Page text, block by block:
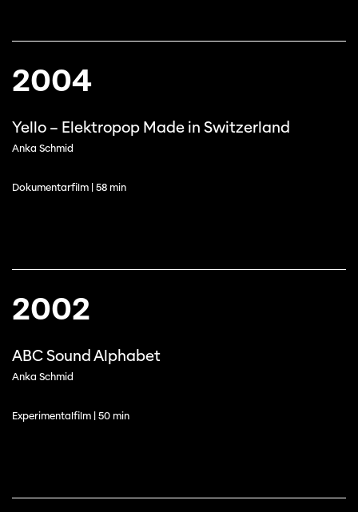
2004
Yello – Elektropop Made in Switzerland
Anka Schmid
Dokumentarfilm | 58 min
2002
ABC Sound Alphabet
Anka Schmid
Experimentalfilm | 50 min